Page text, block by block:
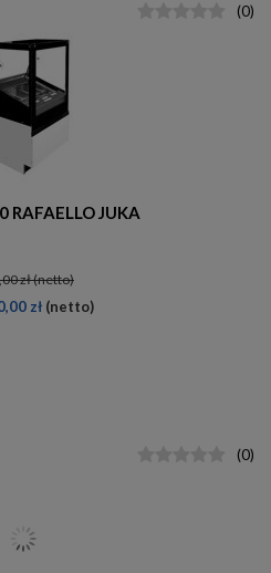
JUKA
zł(netto)
zł (netto)
(0)
(0)